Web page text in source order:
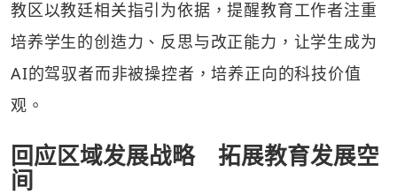
教区以教廷相关指引为依据，提醒教育工作者注重
培养学生的创造力、反思与改正能力，让学生成为
AI的驾驭者而非被操控者，培养正向的科技价值
观。
回应区域发展战略 拓展教育发展空
间